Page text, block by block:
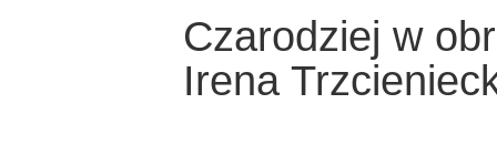
Czarodziej w
Irena